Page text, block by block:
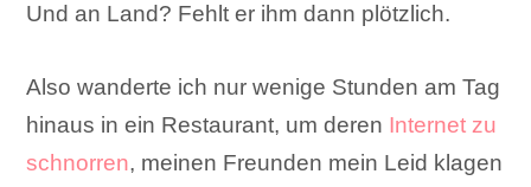
Und an Land? Fehlt er ihm dann plötzlich.
Also wanderte ich nur wenige Stunden am Tag
hinaus in ein Restaurant, um deren Internet zu
schnorren, meinen Freunden mein Leid klagen